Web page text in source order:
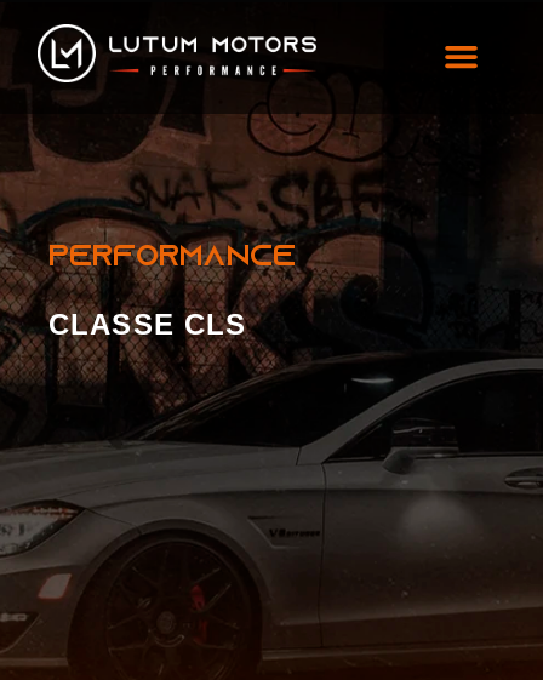
Classe CLS
PERFORMANCE
CLASSE CLS